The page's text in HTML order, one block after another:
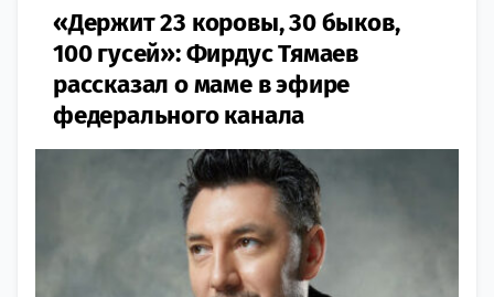
«Держит 23 коровы, 30 быков,
100 гусей»: Фирдус Тямаев
рассказал о маме в эфире
федерального канала